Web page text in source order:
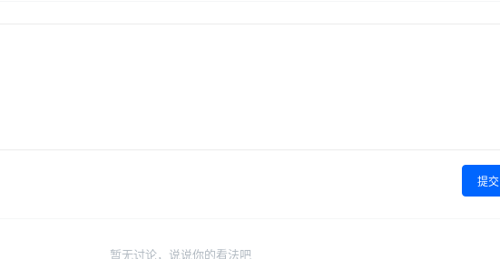
提交
暂无讨论，说说你的看法吧